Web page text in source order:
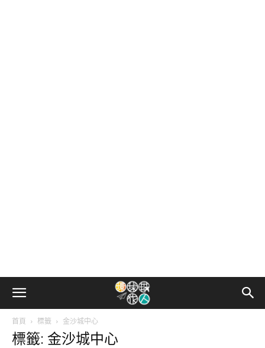
首頁 標籤 金沙城中心
標籤: 金沙城中心